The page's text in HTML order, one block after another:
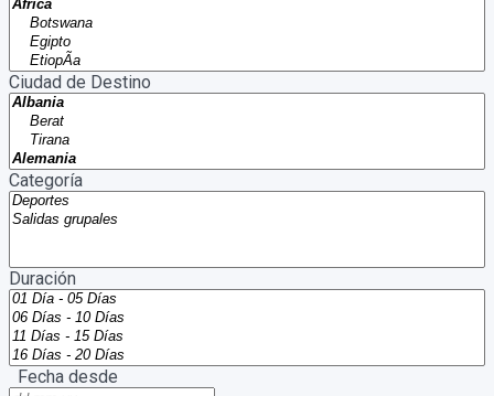
Ciudad de Destino
Categoría
Duración
Fecha desde